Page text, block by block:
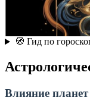
🧭 Гид по
Влияние